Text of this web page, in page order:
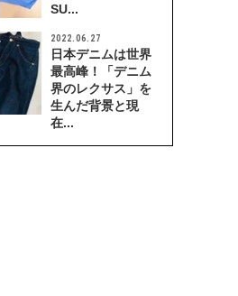
SU...
2022.06.27
日本デニムは世界
最高峰！「デニム
界のレクサス」を
生んだ背景と現
在...